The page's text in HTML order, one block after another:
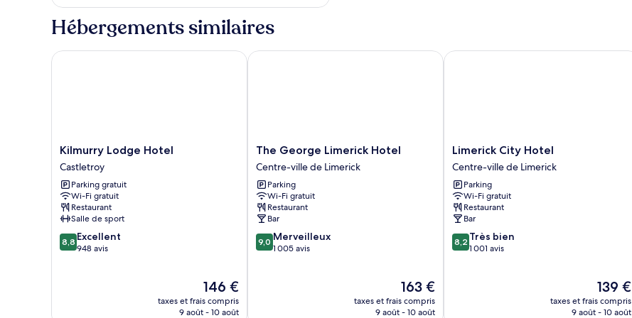
réduite
Suite
le
type
de
Suite
Hébergements similaires
Kilmurry
Lodge
Hotel
Castletroy
Kilmurry Lodge Hotel
Castletroy
Parking gratuit
Wi-Fi gratuit
Restaurant
Salle de sport
8.8
sur
8,8 Excellent
948 avis
Le
nouveau
prix
146 €
taxes et frais compris
9 août - 10 août
Kilmurry Lodge Hotel
The
George
Limerick
Hotel
Centre-
ville
de
Limerick
The George Limerick Hotel
Centre-ville de Limerick
Parking
Wi-Fi gratuit
Restaurant
Bar
9.0
sur
9,0 Merveilleux
1 005 avis
Le
nouveau
prix
163 €
taxes et frais compris
9 août - 10 août
The George Limerick Hotel
Limerick
City
Hotel
Centre-
ville
de
Limerick
Limerick City Hotel
Centre-ville de Limerick
Parking
Wi-Fi gratuit
Restaurant
Bar
8.2
sur
8,2 Très bien
1 001 avis
Le
nouveau
prix
139 €
taxes et frais compris
9 août - 10 août
Limerick City Hotel